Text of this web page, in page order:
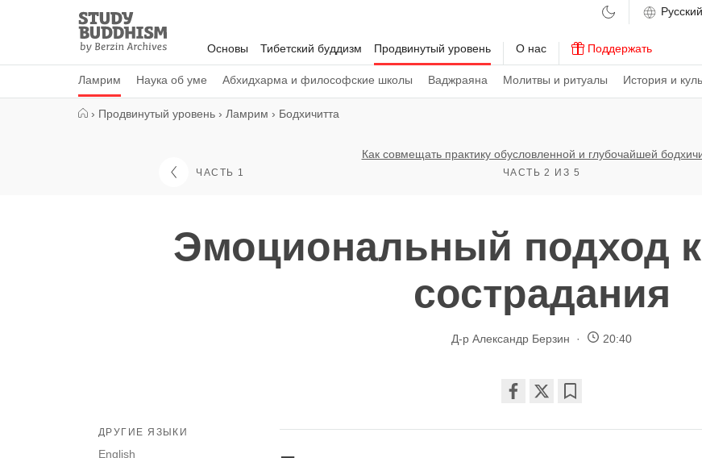
Study
Buddhism
Home
Основы Тибетский буддизм Продвинутый уровень
Ламрим Наука об уме Абхидхарма и философские школы Ваджраяна Молитвы и ритуалы История и
О нас Поддержать
› Продвинутый уровень › Ламрим › Бодхичитта
ЧАСТЬ 1
Как совмещать практику обусловленной и глубочайшей
ЧАСТЬ 2 ИЗ 5
Эмоциональный подход
сострадания
Д-р Александр Берзин 20:40
on
ДРУГИЕ ЯЗЫКИ
English